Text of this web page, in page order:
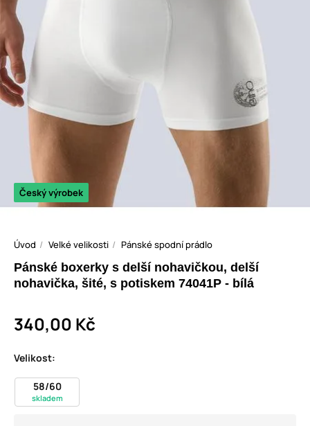
Český výrobek
Úvod Velké velikosti Pánské spodní prádlo
Pánské boxerky s delší nohavičkou, delší
nohavička, šité, s potiskem 74041P - bílá
340,00 Kč
Velikost:
58/60
skladem